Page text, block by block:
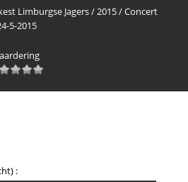
Limburgse Jagers/2015/Concert
5-2015
: